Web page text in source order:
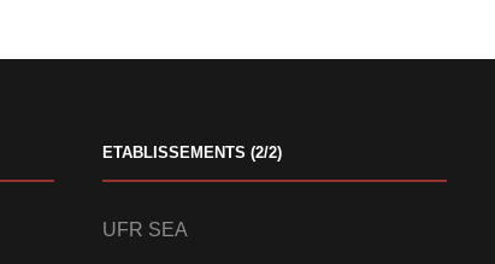
ETABLISSEMENTS (2/2)
UFR SEA